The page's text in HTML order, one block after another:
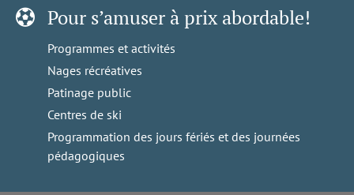
Pour s’amuser à prix abordable!
Programmes et activités
Nages récréatives
Patinage public
Centres de ski
Programmation des jours fériés et des journées
pédagogiques